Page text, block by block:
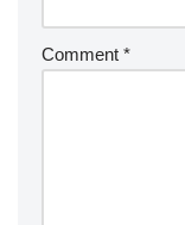
Comment *